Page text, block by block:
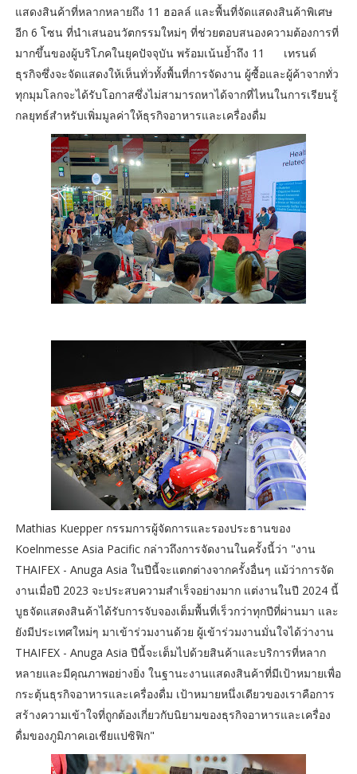
แสดงสินค้าที่หลากหลายถึง 11 ฮอลล์ และพื้นที่จัดแสดงสินค้าพิเศษ
อีก 6 โซน ที่นำเสนอนวัตกรรมใหม่ๆ ที่ช่วยตอบสนองความต้องการที่
มากขึ้นของผู้บริโภคในยุคปัจจุบัน พร้อมเน้นย้ำถึง 11 เทรนด์
ธุรกิจซึ่งจะจัดแสดงให้เห็นทั่วทั้งพื้นที่การจัดงาน ผู้ซื้อและผู้ค้าจากทั่ว
ทุกมุมโลกจะได้รับโอกาสซึ่งไม่สามารถหาได้จากที่ไหนในการเรียนรู้
กลยุทธ์สำหรับเพิ่มมูลค่าให้ธุรกิจอาหารและเครื่องดื่ม
Mathias Kuepper กรรมการผู้จัดการและรองประธานของ
Koelnmesse Asia Pacific กล่าวถึงการจัดงานในครั้งนี้ว่า "งาน
THAIFEX - Anuga Asia ในปีนี้จะแตกต่างจากครั้งอื่นๆ แม้ว่าการจัด
งานเมื่อปี 2023 จะประสบความสำเร็จอย่างมาก แต่งานในปี 2024 นี้
บูธจัดแสดงสินค้าได้รับการจับจองเต็มพื้นที่เร็วกว่าทุกปีที่ผ่านมา และ
ยังมีประเทศใหม่ๆ มาเข้าร่วมงานด้วย ผู้เข้าร่วมงานมั่นใจได้ว่างาน
THAIFEX - Anuga Asia ปีนี้จะเต็มไปด้วยสินค้าและบริการที่หลาก
หลายและมีคุณภาพอย่างยิ่ง ในฐานะงานแสดงสินค้าที่มีเป้าหมายเพื่อ
กระตุ้นธุรกิจอาหารและเครื่องดื่ม เป้าหมายหนึ่งเดียวของเราคือการ
สร้างความเข้าใจที่ถูกต้องเกี่ยวกับนิยามของธุรกิจอาหารและเครื่อง
ดื่มของภูมิภาคเอเชียแปซิฟิก"